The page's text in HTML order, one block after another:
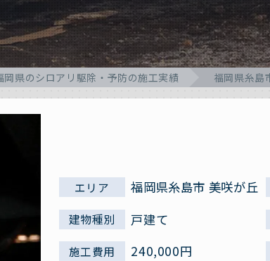
岡県のシロアリ駆除・予防の施工実績 福岡県糸島
エリア 福岡県糸島市 美咲が丘
建物種別 戸建て
施工費用 240,000円